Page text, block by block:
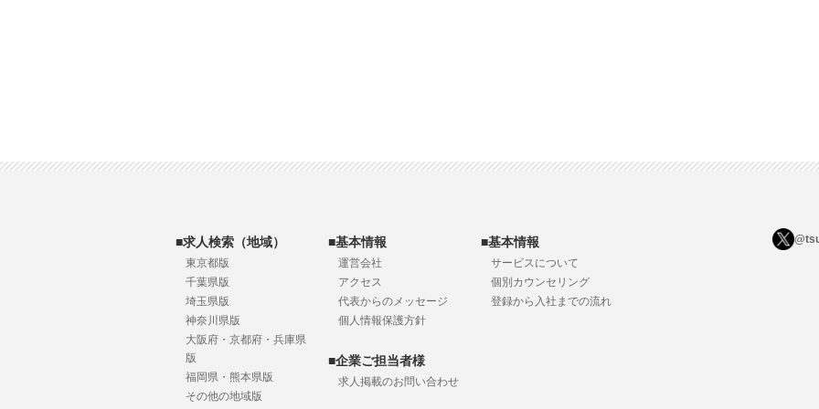
■求人検索（地域）
東京都版
千葉県版
埼玉県版
神奈川県版
大阪府・京都府・兵庫県
版
福岡県・熊本県版
その他の地域版
■基本情報
運営会社
アクセス
代表からのメッセージ
個人情報保護方針
■企業ご担当者様
求人掲載のお問い合わせ
■基本情報
サービスについて
個別カウンセリング
登録から入社までの流れ